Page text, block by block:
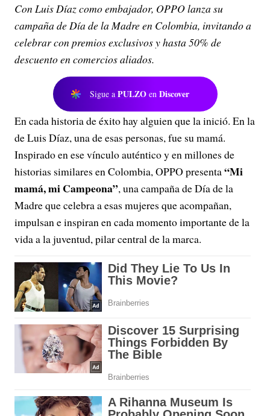
Con Luis Díaz como embajador, OPPO lanza su
campaña de Día de la Madre en Colombia, invitando a
celebrar con premios exclusivos y hasta 50% de
descuento en comercios aliados.
Sigue a PULZO en Discover
En cada historia de éxito hay alguien que la inició. En la
de Luis Díaz, una de esas personas, fue su mamá.
Inspirado en ese vínculo auténtico y en millones de
historias similares en Colombia, OPPO presenta“Mi
mamá, mi Campeona”, una campaña de Día de la
Madre que celebra a esas mujeres que acompañan,
impulsan e inspiran en cada momento importante de la
vida a la juventud, pilar central de la marca.